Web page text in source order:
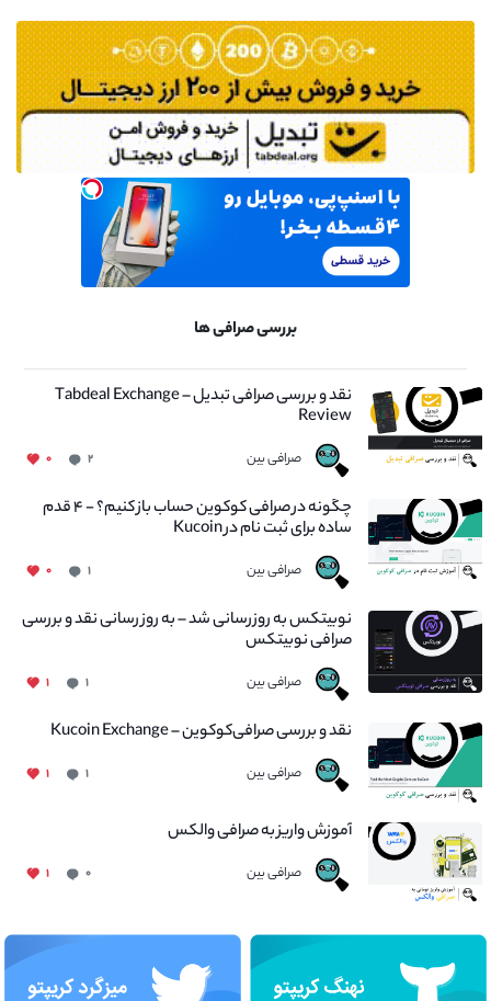
بررسی صرافی ها
نقد و بررسی صرافی تبدیل – Tabdeal Exchange
Review
صرافی بین ۲ ۰
چگونه در صرافی کوکوین حساب باز کنیم؟ - ۴ قدم
ساده برای ثبت نام در Kucoin
صرافی بین ۱ ۰
نوبیتکس به روزرسانی شد – به روز رسانی نقد و بررسی
صرافی نوبیتکس
صرافی بین ۱ ۱
نقد و بررسی صرافی‌کوکوین – Kucoin Exchange
صرافی بین ۱ ۱
آموزش واریز به صرافی والکس
صرافی بین ۰ ۱